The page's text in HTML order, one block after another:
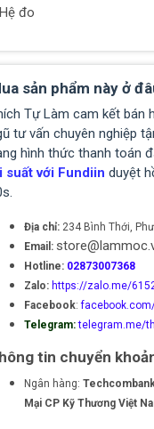
Hệ đo
sản phẩm này ở
Tự Làm cam kết bán
tư vấn chuyên nghiệp
hình thức thanh toán
suất với Fundiin duyệt
Địa chỉ: 234 Bình Thới,
Email:
Hotline: 02873007368
Zalo: https://zalo.me/
Facebook:
Telegram: telegram.me/
tin chuyển
Ngân hàng:
Mại CP Kỹ Thương Việt